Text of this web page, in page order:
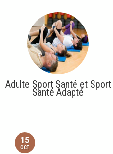
Adulte Sport Santé et Sport
Santé Adapté
15
OCT